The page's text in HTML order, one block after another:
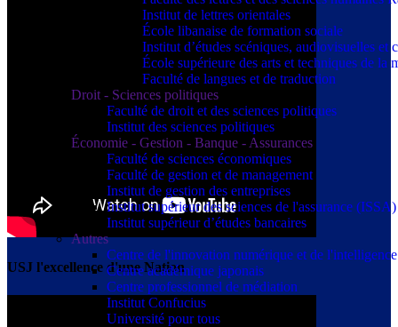
Institut de lettres orientales
École libanaise de formation sociale
Institut d’études scéniques, audiovisuelles et
École supérieure des arts et techniques de la
Faculté de langues et de traduction
Droit - Sciences politiques
Faculté de droit et des sciences politiques
Institut des sciences politiques
Économie - Gestion - Banque - Assurances
Faculté de sciences économiques
Faculté de gestion et de management
Institut de gestion des entreprises
Institut supérieur des sciences de l'assurance (ISSA)
Institut supérieur d’études bancaires
Autres
Centre de l'innovation numérique et de
Centre académique japonais
Centre professionnel de médiation
Institut Confucius
Université pour tous
USJ l'excellence d'une Nation